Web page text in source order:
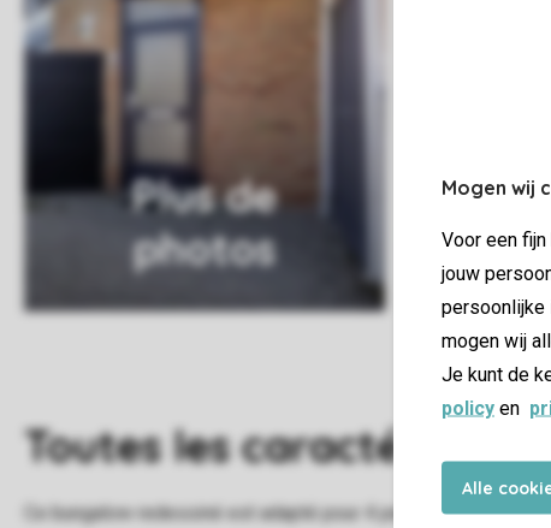
Mogen wij
Voor een
jouw
persoonlijke
mogen wij
Je kunt de
policy en
Alle
Plus de
photos
Toutesles
Ce bungalow redessiné est adapté pour 4 personnes. Le